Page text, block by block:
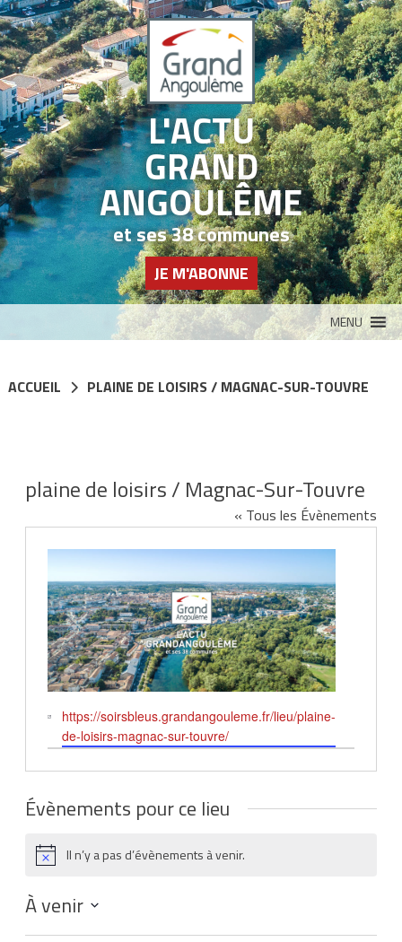
L'ACTU
GRAND
ANGOULÊME
et ses 38 communes
JE M'ABONNE
MENU
ACCUEIL PLAINE DE LOISIRS / MAGNAC-SUR-TOUVRE
plaine de loisirs / Magnac-Sur-Touvre
« Tous les Évènements
Site
web
https://soirsbleus.grandangouleme.fr/lieu/plaine-
de-loisirs-magnac-sur-touvre/
Évènements pour ce lieu
NoticeIl n’y a pas d’évènements à venir.
À venir
Sélectionnez
Panneau de gestion des cookies